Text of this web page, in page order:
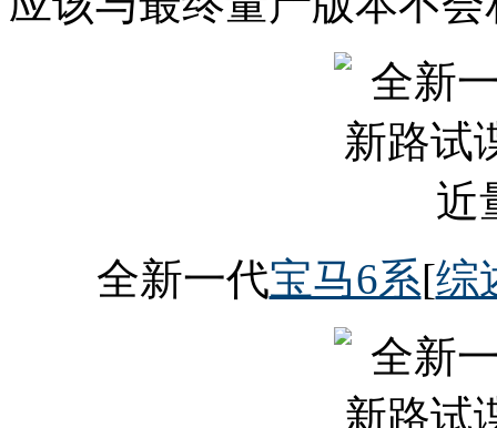
全新一代宝马6系[综